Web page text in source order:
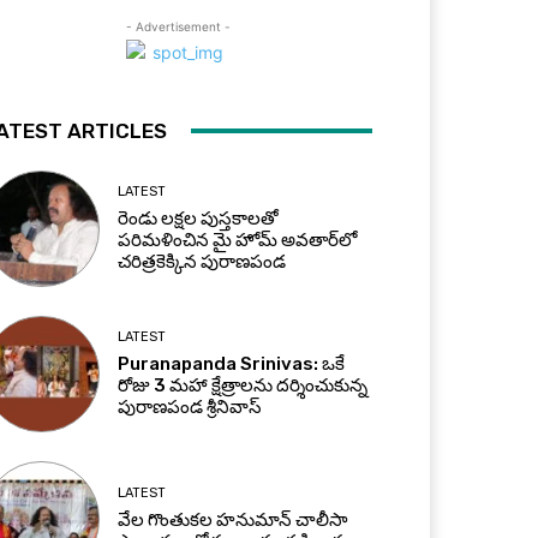
- Advertisement -
ARTICLES
LATEST
రెండు లక్షల పుస్తకాలతో
పరిమళించిన మై హోమ్ అవతార్‌లో
చరిత్రకెక్కిన పురాణపండ
LATEST
Puranapanda Srinivas: ఒకే
రోజు 3 మహా క్షేత్రాలను దర్శించుకున్న
పురాణపండ శ్రీనివాస్
LATEST
వేల గొంతుకల హనుమాన్ చాలీసా